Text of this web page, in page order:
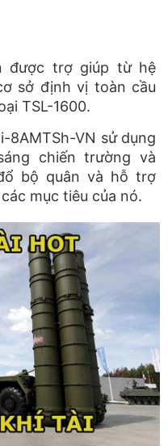
được trợ giúp từ hệ
sở định vị toàn cầu
TSL-1600.
8AMTSh-VN sử dụng
chiến trường và
bộ quân và hỗ trợ
mục tiêu của nó.